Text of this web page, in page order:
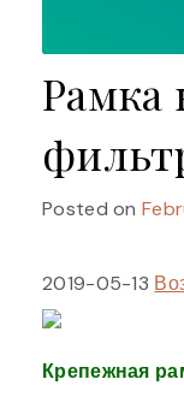
Рамка
Posted on
2019-05-13
Крепежная